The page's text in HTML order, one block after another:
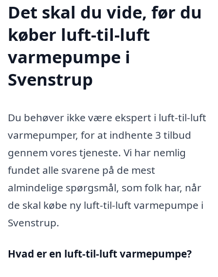
Det skal du vide, før du
køber luft-til-luft
varmepumpe i
Svenstrup
Du behøver ikke være ekspert i luft-til-luft
varmepumper, for at indhente 3 tilbud
gennem vores tjeneste. Vi har nemlig
fundet alle svarene på de mest
almindelige spørgsmål, som folk har, når
de skal købe ny luft-til-luft varmepumpe i
Svenstrup.
Hvad er en luft-til-luft varmepumpe?